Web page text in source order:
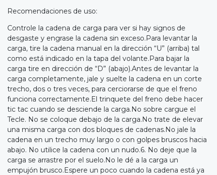
Recomendaciones de uso:
Controle la cadena de carga para ver si hay signos de
desgaste y engrase la cadena sin exceso.Para levantar la
carga, tire la cadena manual en la dirección “U” (arriba) tal
como está indicado en la tapa del volante.Para bajar la
carga tire en dirección de “D” (abajo).Antes de levantar la
carga completamente, jale y suelte la cadena en un corte
trecho, dos o tres veces, para cerciorarse de que el freno
funciona correctamente.El trinquete del freno debe hacer
tic tac cuando se desciende la carga.No sobre cargue el
Tecle. No se coloque debajo de la carga.No trate de elevar
una misma carga con dos bloques de cadenas.No jale la
cadena en un trecho muy largo o con golpes bruscos hacia
abajo. No utilice la cadena con un nudo.6. No deje que la
carga se arrastre por el suelo.No le dé a la carga un
empujón brusco.Espere un poco cuando la cadena está ya